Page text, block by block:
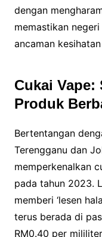
dengan
memastikan
ancaman
Cukai Vape:
Produk
Bertentangan
Terengganu dan
memperkenalkan
pada tahun 2023.
memberi ‘lesen
terus berada di
RM0.40 per